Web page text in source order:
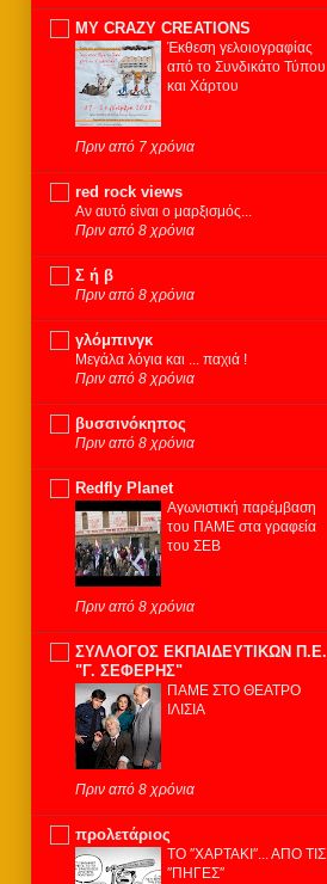
MY CRAZY CREATIONS
Έκθεση γελοιογραφίας
από το Συνδικάτο Τύπου
και Χάρτου
Πριν από 7 χρόνια
red rock views
Αν αυτό είναι ο μαρξισμός...
Πριν από 8 χρόνια
Σ ή β
Πριν από 8 χρόνια
γλόμπινγκ
Μεγάλα λόγια και ... παχιά !
Πριν από 8 χρόνια
βυσσινόκηπος
Πριν από 8 χρόνια
Redfly Planet
Αγωνιστική παρέμβαση
του ΠΑΜΕ στα γραφεία
του ΣΕΒ
Πριν από 8 χρόνια
ΣΥΛΛΟΓΟΣ ΕΚΠΑΙΔΕΥΤΙΚΩΝ Π.Ε.
"Γ. ΣΕΦΕΡΗΣ"
ΠΑΜΕ ΣΤΟ ΘΕΑΤΡΟ
ΙΛΙΣΙΑ
Πριν από 8 χρόνια
προλετάριος
ΤΟ ″ΧΑΡΤΑΚΙ″... ΑΠΟ ΤΙΣ
″ΠΗΓΕΣ″